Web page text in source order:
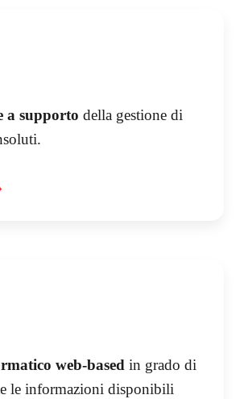
a supporto della gestione di
web-based in grado di
le informazioni disponibili